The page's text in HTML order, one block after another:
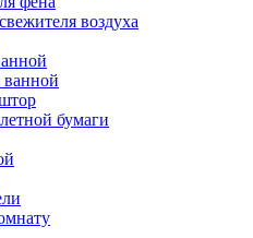
воздуха
бумаги